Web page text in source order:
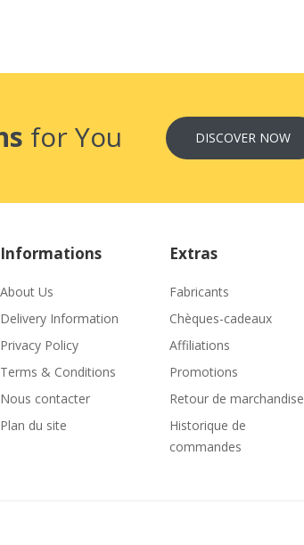
for You DISCOVER NOW
Informations
About Us
Delivery Information
Privacy Policy
Terms & Conditions
Nous contacter
Plan du site
Extras
Fabricants
Chèques-cadeaux
Affiliations
Promotions
Retour de marchandise
Historique de
commandes